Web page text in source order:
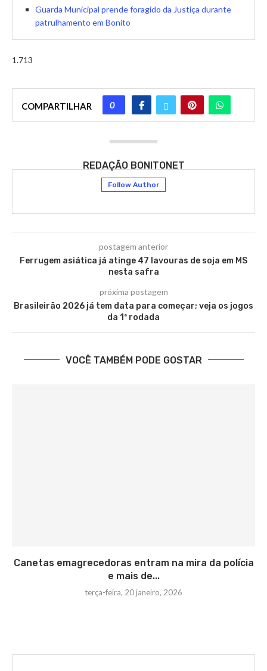
Guarda Municipal prende foragido da Justiça durante
patrulhamento em Bonito
1.713
COMPARTILHAR 0
REDAÇÃO BONITONET
Follow Author
postagem anterior
Ferrugem asiática já atinge 47 lavouras de soja em MS
nesta safra
próxima postagem
Brasileirão 2026 já tem data para começar; veja os jogos
da 1ª rodada
VOCÊ TAMBÉM PODE GOSTAR
Canetas emagrecedoras entram na mira da polícia
e mais de...
terça-feira, 20 janeiro, 2026